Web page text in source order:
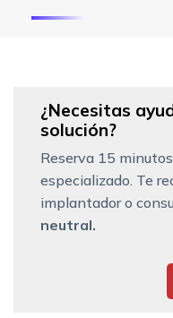
¿Necesitas
solución?
Reserva 15
especializado. Te
implantador o
neutral.